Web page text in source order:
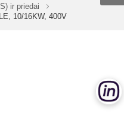
ir priedai
10/16KW, 400V